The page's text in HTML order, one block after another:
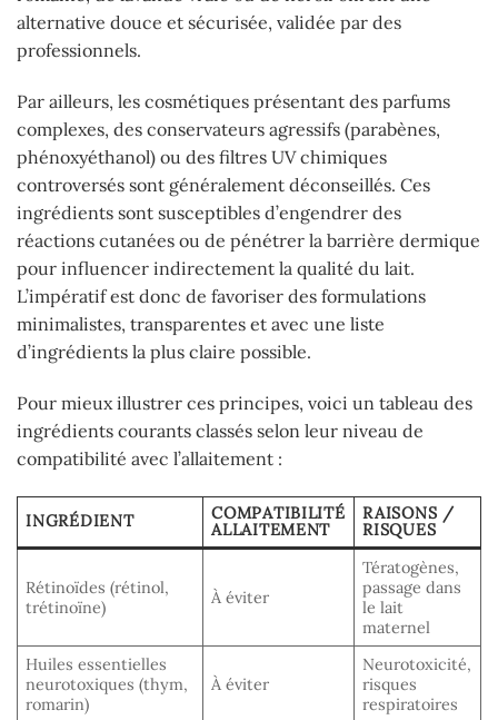
alternative douce et sécurisée, validée par des
professionnels.
Par ailleurs, les cosmétiques présentant des parfums
complexes, des conservateurs agressifs (parabènes,
phénoxyéthanol) ou des filtres UV chimiques
controversés sont généralement déconseillés. Ces
ingrédients sont susceptibles d’engendrer des
réactions cutanées ou de pénétrer la barrière dermique
pour influencer indirectement la qualité du lait.
L’impératif est donc de favoriser des formulations
minimalistes, transparentes et avec une liste
d’ingrédients la plus claire possible.
Pour mieux illustrer ces principes, voici un tableau des
ingrédients courants classés selon leur niveau de
compatibilité avec l’allaitement :
INGRÉDIENT
COMPATIBILITÉ
ALLAITEMENT
RAISONS /
RISQUES
Rétinoïdes (rétinol,
trétinoïne)
À éviter
Tératogènes,
passage dans
le lait
maternel
Huiles essentielles
neurotoxiques (thym,
romarin)
À éviter
Neurotoxicité,
risques
respiratoires